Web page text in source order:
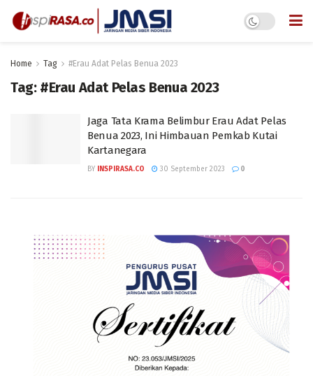
Home Tag #Erau Adat Pelas Benua 2023
Tag: #Erau Adat Pelas Benua 2023
Jaga Tata Krama Belimbur Erau Adat Pelas
Benua 2023, Ini Himbauan Pemkab Kutai
Kartanegara
BY INSPIRASA.CO 30 September 2023 0